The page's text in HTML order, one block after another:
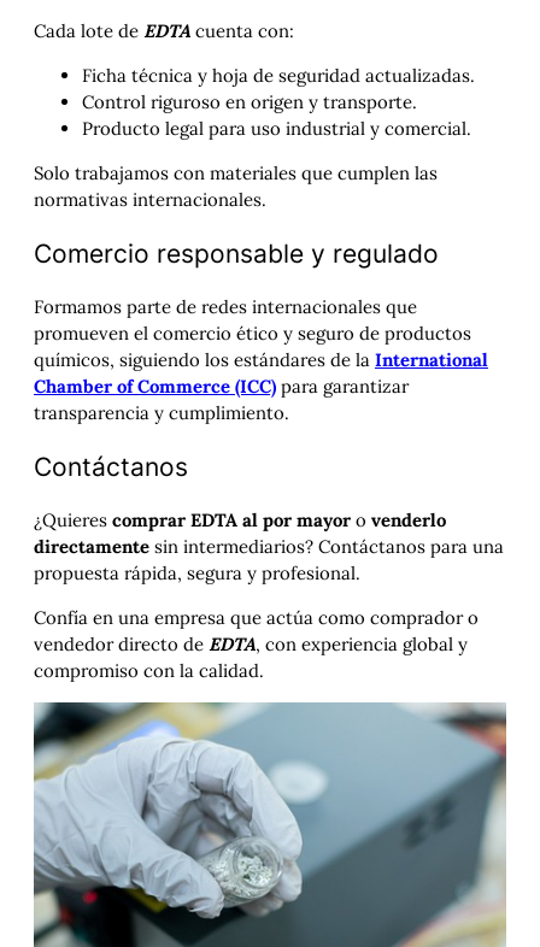
Cada lote de EDTA cuenta con:
Ficha técnica y hoja de seguridad actualizadas.
Control riguroso en origen y transporte.
Producto legal para uso industrial y comercial.
Solo trabajamos con materiales que cumplen las
normativas internacionales.
Comercio responsable y regulado
Formamos parte de redes internacionales que
promueven el comercio ético y seguro de productos
químicos, siguiendo los estándares de la International
Chamber of Commerce (ICC) para garantizar
transparencia y cumplimiento.
Contáctanos
¿Quieres comprar EDTA al por mayor o venderlo
directamente sin intermediarios? Contáctanos para una
propuesta rápida, segura y profesional.
Confía en una empresa que actúa como comprador o
vendedor directo de EDTA, con experiencia global y
compromiso con la calidad.